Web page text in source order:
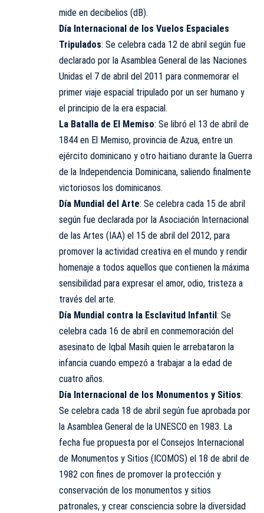
mide en decibelios (dB).
Día Internacional de los Vuelos Espaciales
Tripulados: Se celebra cada 12 de abril según fue
declarado por la Asamblea General de las Naciones
Unidas el 7 de abril del 2011 para conmemorar el
primer viaje espacial tripulado por un ser humano y
el principio de la era espacial.
La Batalla de El Memiso: Se libró el 13 de abril de
1844 en El Memiso, provincia de Azua, entre un
ejército dominicano y otro haitiano durante la Guerra
de la Independencia Dominicana, saliendo finalmente
victoriosos los dominicanos.
Día Mundial del Arte: Se celebra cada 15 de abril
según fue declarada por la Asociación Internacional
de las Artes (IAA) el 15 de abril del 2012, para
promover la actividad creativa en el mundo y rendir
homenaje a todos aquellos que contienen la máxima
sensibilidad para expresar el amor, odio, tristeza a
través del arte.
Día Mundial contra la Esclavitud Infantil: Se
celebra cada 16 de abril en conmemoración del
asesinato de Iqbal Masih quien le arrebataron la
infancia cuando empezó a trabajar a la edad de
cuatro años.
Día Internacional de los Monumentos y Sitios:
Se celebra cada 18 de abril según fue aprobada por
la Asamblea General de la UNESCO en 1983. La
fecha fue propuesta por el Consejos Internacional
de Monumentos y Sitios (ICOMOS) el 18 de abril de
1982 con fines de promover la protección y
conservación de los monumentos y sitios
patronales, y crear consciencia sobre la diversidad